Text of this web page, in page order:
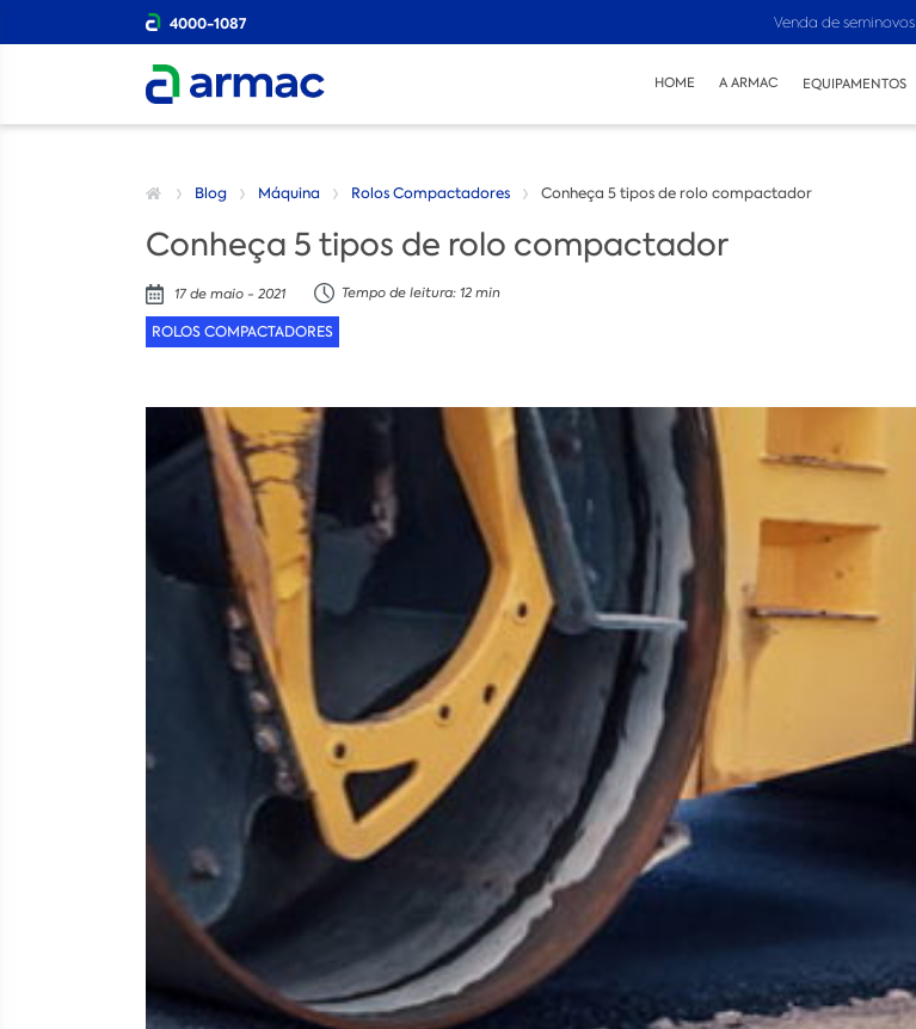
4000-1087 Venda de seminovos
HOME A ARMAC EQUIPAMENTOS
Blog Máquina Rolos Compactadores Conheça 5 tipos de rolo compactador
Conheça 5 tipos de rolo compactador
17 de maio - 2021 Tempo de leitura: 12 min
ROLOS COMPACTADORES